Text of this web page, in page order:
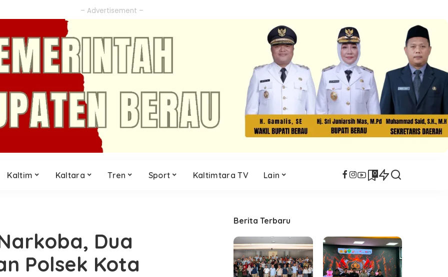
– Advertisement –
Kaltim Kaltara Tren Sport Kaltimtara TV Lain 0
Dua
Polsek Kota
Berita Terbaru